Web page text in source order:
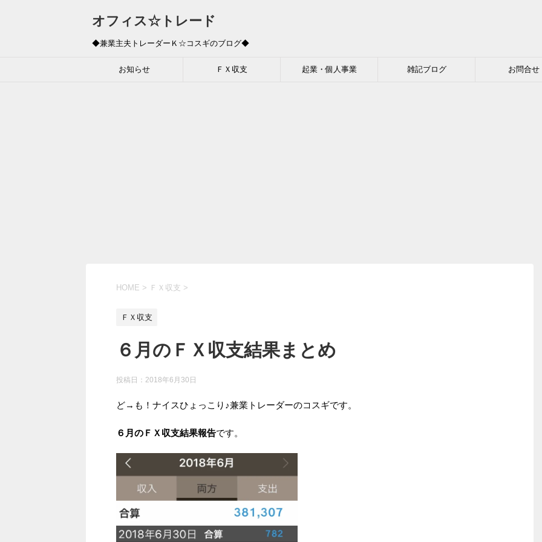
オフィス☆トレード
◆兼業主夫トレーダーＫ☆コスギのブログ◆
お知らせ ＦＸ収支 起業・個人事業 雑記ブログ お問合せ
HOME > ＦＸ収支 >
ＦＸ収支
６月のＦＸ収支結果まとめ
投稿日： 2018年6月30日
ど→も！ナイスひょっこり♪兼業トレーダーのコスギです。
６月のＦＸ収支結果報告です。